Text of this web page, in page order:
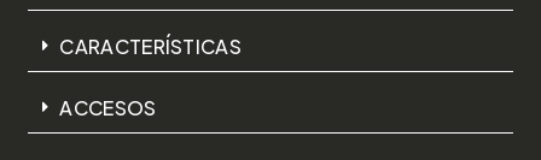
CARACTERÍSTICAS
ACCESOS